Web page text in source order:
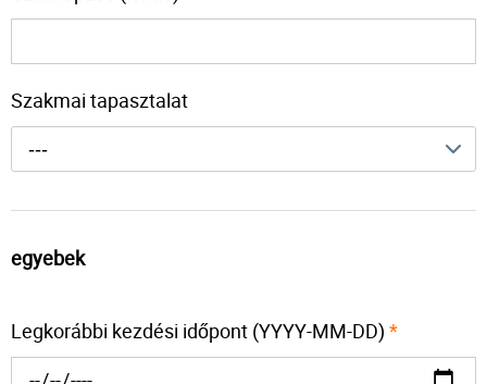
Szakmai tapasztalat
---
egyebek
Legkorábbi kezdési időpont (YYYY-MM-DD) *